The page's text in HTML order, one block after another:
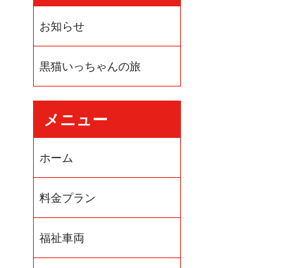
お知らせ
黒猫いっちゃんの旅
メニュー
ホーム
料金プラン
福祉車両